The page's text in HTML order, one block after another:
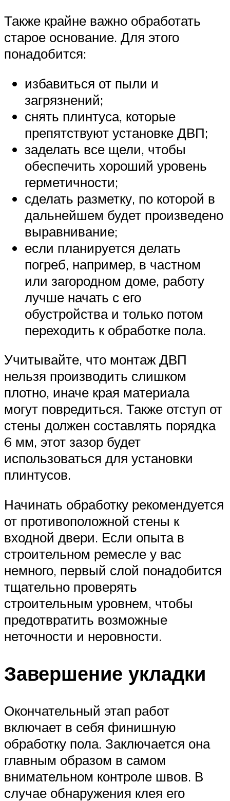
Также крайне важно обработать
старое основание. Для этого
понадобится:
избавиться от пыли и
загрязнений;
снять плинтуса, которые
препятствуют установке ДВП;
заделать все щели, чтобы
обеспечить хороший уровень
герметичности;
сделать разметку, по которой в
дальнейшем будет произведено
выравнивание;
если планируется делать
погреб, например, в частном
или загородном доме, работу
лучше начать с его
обустройства и только потом
переходить к обработке пола.
Учитывайте, что монтаж ДВП
нельзя производить слишком
плотно, иначе края материала
могут повредиться. Также отступ от
стены должен составлять порядка
6 мм, этот зазор будет
использоваться для установки
плинтусов.
Начинать обработку рекомендуется
от противоположной стены к
входной двери. Если опыта в
строительном ремесле у вас
немного, первый слой понадобится
тщательно проверять
строительным уровнем, чтобы
предотвратить возможные
неточности и неровности.
Завершение укладки
Окончательный этап работ
включает в себя финишную
обработку пола. Заключается она
главным образом в самом
внимательном контроле швов. В
случае обнаружения клея его